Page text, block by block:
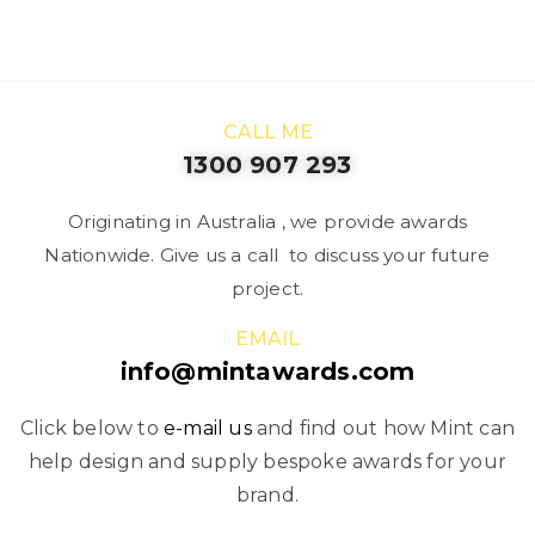
CALL ME
1300 907 293
Originating in Australia , we provide awards
Nationwide. Give us a call to discuss your future
project.
EMAIL
info@mintawards.com
Click below to e-mail usand find out how Mint can
help design and supply bespoke awards for your
brand.